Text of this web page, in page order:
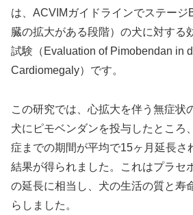
は、ACVIMガイドラインでステージ
臓の拡大がある段階）の犬に対する
試験（Evaluation of Pimobendan in
Cardiomegaly）です。
この研究では、心拡大を伴う無症状
犬にピモベンダンを投与したところ
症までの期間が平均で15ヶ月延長さ
結果が得られました。これはプラセ
の延長に相当し、犬の生活の質と寿
らしました。